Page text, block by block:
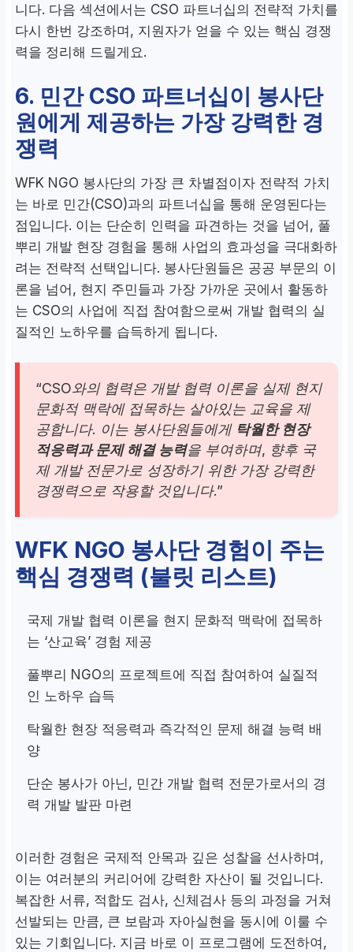
공식 참고 사이트
C)
니다. 다음 섹션에서는 CSO 파트너십의 전략적 가치를
다시 한번 강조하며, 지원자가 얻을 수 있는 핵심 경쟁
력을 정리해 드릴게요.
6. 민간 CSO 파트너십이 봉사단
원에게 제공하는 가장 강력한 경
쟁력
WFK NGO 봉사단의 가장 큰 차별점이자 전략적 가치
는 바로 민간(CSO)과의 파트너십을 통해 운영된다는
점입니다. 이는 단순히 인력을 파견하는 것을 넘어, 풀
뿌리 개발 현장 경험을 통해 사업의 효과성을 극대화하
려는 전략적 선택입니다. 봉사단원들은 공공 부문의 이
론을 넘어, 현지 주민들과 가장 가까운 곳에서 활동하
는 CSO의 사업에 직접 참여함으로써 개발 협력의 실
질적인 노하우를 습득하게 됩니다.
“CSO와의 협력은 개발 협력 이론을 실제 현지
문화적 맥락에 접목하는 살아있는 교육을 제
공합니다. 이는 봉사단원들에게 탁월한 현장
적응력과 문제 해결 능력을 부여하며, 향후 국
제 개발 전문가로 성장하기 위한 가장 강력한
경쟁력으로 작용할 것입니다.”
WFK NGO 봉사단 경험이 주는
핵심 경쟁력 (불릿 리스트)
국제 개발 협력 이론을 현지 문화적 맥락에 접목하
는 ‘산교육’ 경험 제공
풀뿌리 NGO의 프로젝트에 직접 참여하여 실질적
인 노하우 습득
탁월한 현장 적응력과 즉각적인 문제 해결 능력 배
양
단순 봉사가 아닌, 민간 개발 협력 전문가로서의 경
력 개발 발판 마련
이러한 경험은 국제적 안목과 깊은 성찰을 선사하며,
이는 여러분의 커리어에 강력한 자산이 될 것입니다.
복잡한 서류, 적합도 검사, 신체검사 등의 과정을 거쳐
선발되는 만큼, 큰 보람과 자아실현을 동시에 이룰 수
있는 기회입니다. 지금 바로 이 프로그램에 도전하여,